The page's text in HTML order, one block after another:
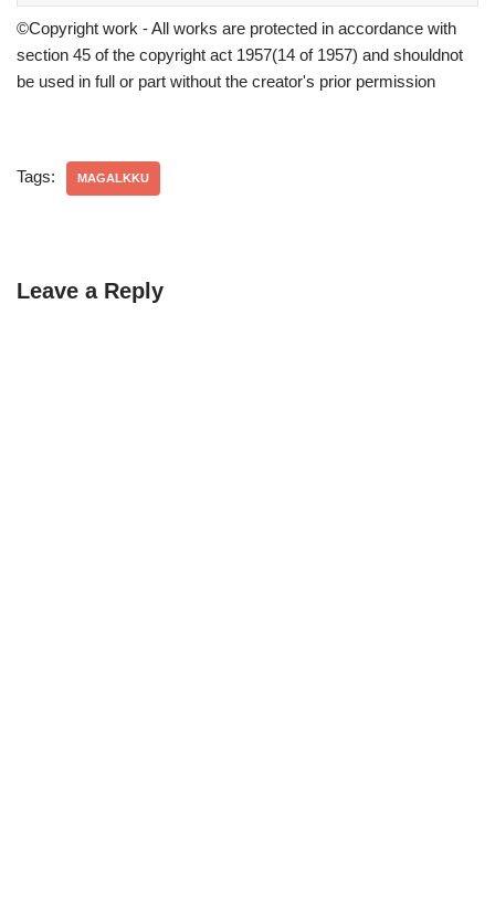
©Copyright work - All works are protected in accordance with
section 45 of the copyright act 1957(14 of 1957) and shouldnot
be used in full or part without the creator's prior permission
Tags: MAGALKKU
Leave a Reply